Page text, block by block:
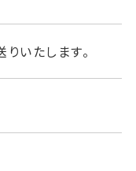
いたします。